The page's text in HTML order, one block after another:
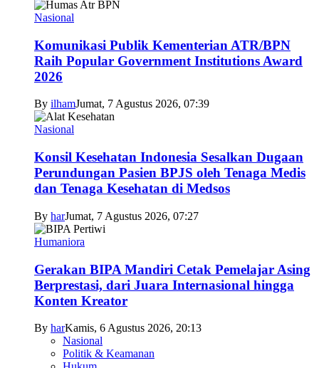
Nasional
Komunikasi Publik Kementerian ATR/BPN
Raih Popular Government Institutions Award
2026
By ilhamJumat, 7 Agustus 2026, 07:39
Nasional
Konsil Kesehatan Indonesia Sesalkan Dugaan
Perundungan Pasien BPJS oleh Tenaga Medis
dan Tenaga Kesehatan di Medsos
By harJumat, 7 Agustus 2026, 07:27
Humaniora
Gerakan BIPA Mandiri Cetak Pemelajar Asing
Berprestasi, dari Juara Internasional hingga
Konten Kreator
By harKamis, 6 Agustus 2026, 20:13
Nasional
Politik & Keamanan